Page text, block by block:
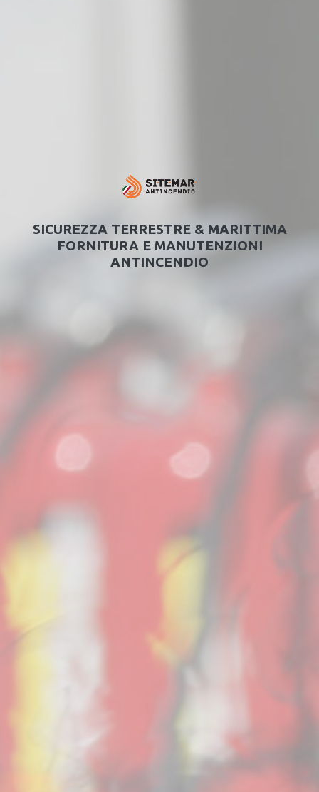
SICUREZZA TERRESTRE & MARITTIMA
FORNITURA E MANUTENZIONI
ANTINCENDIO